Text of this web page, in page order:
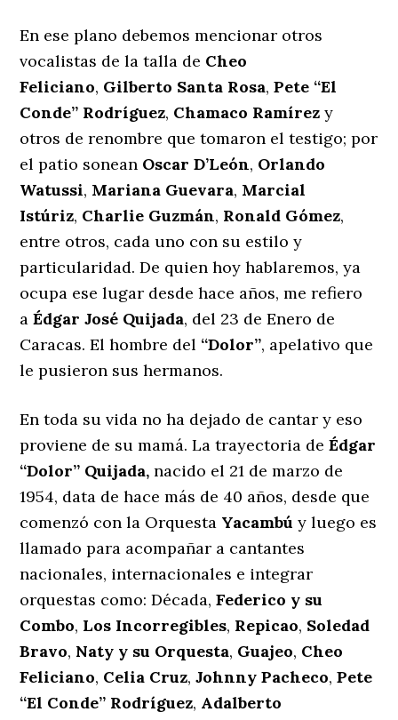
En ese plano debemos mencionar otros
vocalistas de la talla de Cheo
Feliciano, Gilberto Santa Rosa,Pete “El
Conde” Rodríguez, Chamaco Ramírez y
otros de renombre que tomaron el testigo; por
el patio sonean Oscar D’León, Orlando
Watussi, Mariana Guevara, Marcial
Istúriz, Charlie Guzmán, Ronald Gómez,
entre otros, cada uno con su estilo y
particularidad. De quien hoy hablaremos, ya
ocupa ese lugar desde hace años, me refiero
aÉdgar José Quijada, del 23 de Enero de
Caracas. El hombre del “Dolor”, apelativo que
le pusieron sus hermanos.
En toda su vida no ha dejado de cantar y eso
proviene de su mamá. La trayectoria deÉdgar
“Dolor” Quijada, nacido el 21 de marzo de
1954, data de hace más de 40 años, desde que
comenzó con la Orquesta Yacambú y luego es
llamado para acompañar a cantantes
nacionales, internacionales e integrar
orquestas como: Década,Federico y su
Combo, Los Incorregibles, Repicao, Soledad
Bravo, Naty y su Orquesta, Guajeo, Cheo
Feliciano, Celia Cruz,Johnny Pacheco,Pete
“El Conde” Rodríguez, Adalberto